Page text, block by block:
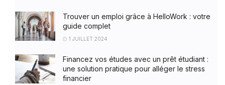
Trouver un emploi grâce à HelloWork : votre
guide complet
1 JUILLET 2024
Financez vos études avec un prêt étudiant :
une solution pratique pour alléger le stress
financier